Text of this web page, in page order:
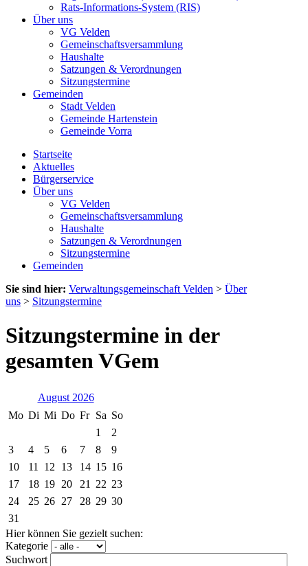
Rats-Informations-System (RIS)
Über uns
VG Velden
Gemeinschaftsversammlung
Haushalte
Satzungen & Verordnungen
Sitzungstermine
Gemeinden
Stadt Velden
Gemeinde Hartenstein
Gemeinde Vorra
Startseite
Aktuelles
Bürgerservice
Über uns
VG Velden
Gemeinschaftsversammlung
Haushalte
Satzungen & Verordnungen
Sitzungstermine
Gemeinden
Sie sind hier: Verwaltungsgemeinschaft Velden > Über
uns > Sitzungstermine
Sitzungstermine in der
gesamten VGem
August 2026
Mo Di Mi Do Fr Sa So
1
2
3
4 5 6 7 8
9
10
11 12 13 14 15 16
17
18 19 20 21 22 23
24
25 26 27 28 29 30
31
Hier können Sie gezielt suchen:
Kategorie
Suchwort